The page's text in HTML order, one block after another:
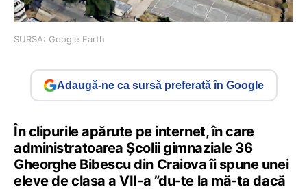
SURSA: Google Earth
Adaugă-ne ca sursă preferată în Google
În clipurile apărute pe internet, în care
administratoarea Școlii gimnaziale 36
Gheorghe Bibescu din Craiova îi spune unei
eleve de clasa a VII-a ”du-te la mă-ta dacă